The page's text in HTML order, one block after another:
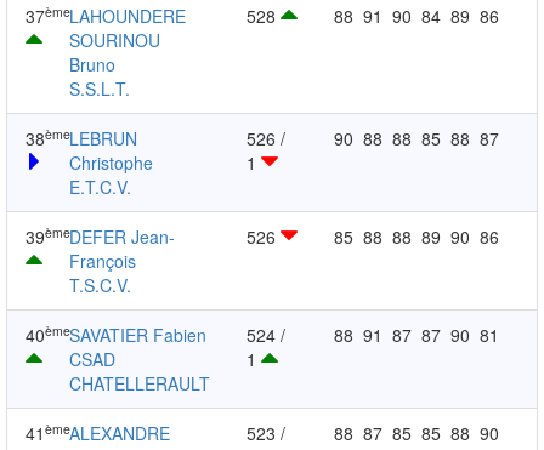
37èmeLAHOUNDERE
SOURINOU
Bruno
S.S.L.T.
528 88 91 90 84 89 86
38èmeLEBRUN
Christophe
E.T.C.V.
526 /
1
90 88 88 85 88 87
39èmeDEFER Jean-
François
T.S.C.V.
526 85 88 88 89 90 86
40èmeSAVATIER Fabien
CSAD
CHATELLERAULT
524 /
1
88 91 87 87 90 81
41 èmeALEXANDRE
523 /
88 87 85 85 88 90